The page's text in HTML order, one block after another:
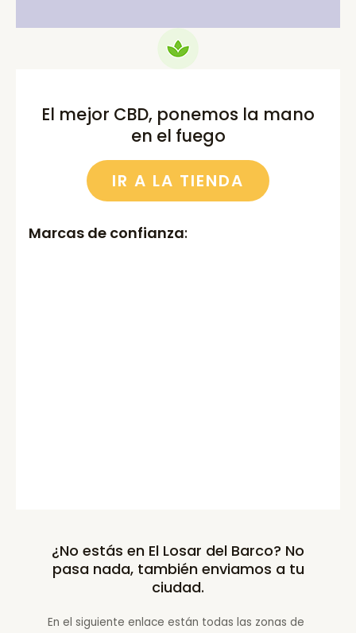
El mejor CBD, ponemos la mano
en el fuego
IR A LA TIENDA
Marcas de confianza:
¿No estás en El Losar del Barco? No
pasa nada, también enviamos a tu
ciudad.
En el siguiente enlace están todas las zonas de